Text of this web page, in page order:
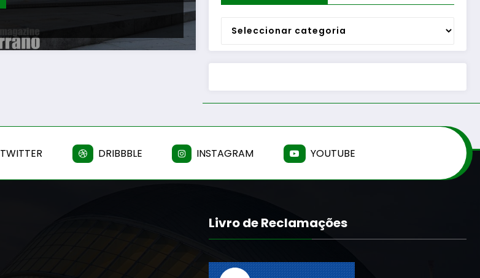
Categorias
TWITTER DRIBBBLE INSTAGRAM YOUTUBE
Livro de Reclamações